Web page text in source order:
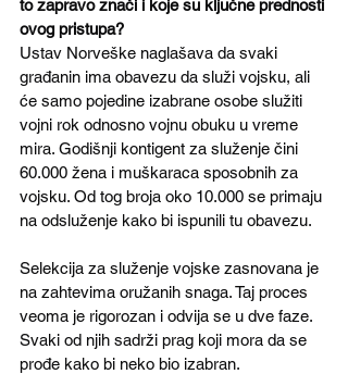
to zapravo znači i koje su ključne prednosti
ovog pristupa?
Ustav Norveške naglašava da svaki
građanin ima obavezu da služi vojsku, ali
će samo pojedine izabrane osobe služiti
vojni rok odnosno vojnu obuku u vreme
mira. Godišnji kontigent za služenje čini
60.000 žena i muškaraca sposobnih za
vojsku. Od tog broja oko 10.000 se primaju
na odsluženje kako bi ispunili tu obavezu.
Selekcija za služenje vojske zasnovana je
na zahtevima oružanih snaga. Taj proces
veoma je rigorozan i odvija se u dve faze.
Svaki od njih sadrži prag koji mora da se
prođe kako bi neko bio izabran.